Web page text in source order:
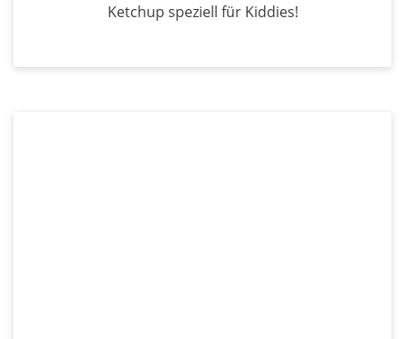
Ketchup speziell für Kiddies!